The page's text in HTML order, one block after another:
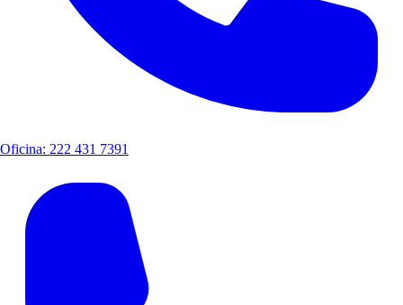
Oficina: 222 431 7391